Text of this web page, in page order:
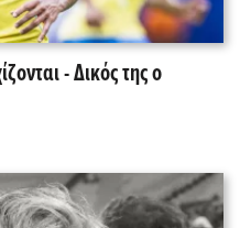
- Δικός της ο